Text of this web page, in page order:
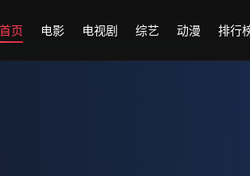
首页 电影 电视剧 综艺 动漫 排行